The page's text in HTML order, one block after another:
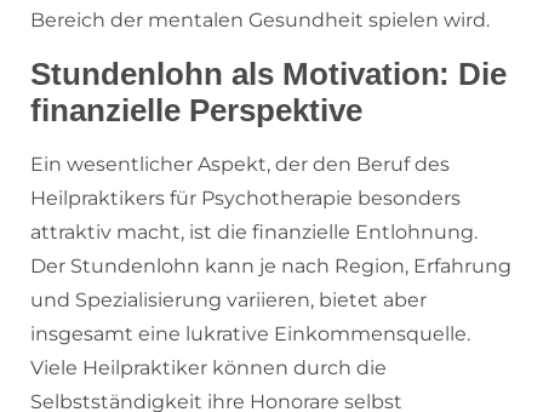
Bereich der mentalen Gesundheit spielen wird.
Stundenlohn als Motivation: Die
finanzielle Perspektive
Ein wesentlicher Aspekt, der den Beruf des
Heilpraktikers für Psychotherapie besonders
attraktiv macht, ist die finanzielle Entlohnung.
Der Stundenlohn kann je nach Region, Erfahrung
und Spezialisierung variieren, bietet aber
insgesamt eine lukrative Einkommensquelle.
Viele Heilpraktiker können durch die
Selbstständigkeit ihre Honorare selbst